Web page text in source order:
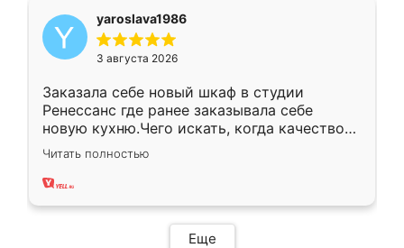
yaroslava1986
3 августа 2026
Заказала себе новый шкаф в студии
Ренессанс где ранее заказывала себе
новую кухню.Чего искать, когда качеством
вполне довольна. Служит кухня уже почти
два года, нареканий нет.
Читать полностью
Еще